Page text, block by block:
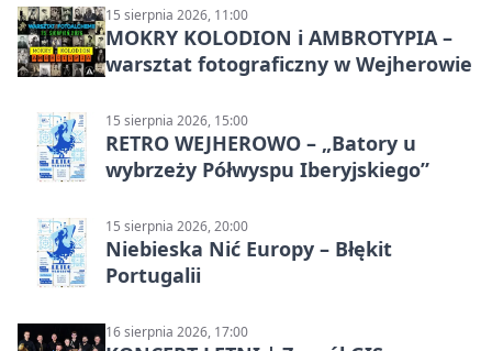
15 sierpnia 2026, 11:00
MOKRY KOLODION i AMBROTYPIA –
warsztat fotograficzny w Wejherowie
15 sierpnia 2026, 15:00
RETRO WEJHEROWO – „Batory u
wybrzeży Półwyspu Iberyjskiego”
15 sierpnia 2026, 20:00
Niebieska Nić Europy – Błękit
Portugalii
16 sierpnia 2026, 17:00